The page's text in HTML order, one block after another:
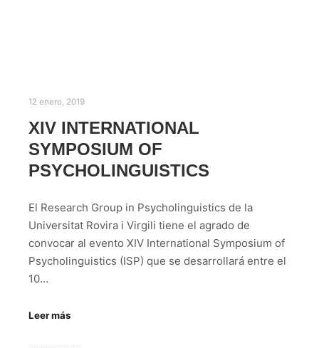
12 enero, 2019
XIV INTERNATIONAL
SYMPOSIUM OF
PSYCHOLINGUISTICS
El Research Group in Psycholinguistics de la
Universitat Rovira i Virgili tiene el agrado de
convocar al evento XIV International Symposium of
Psycholinguistics (ISP) que se desarrollará entre el
10…
Leer más